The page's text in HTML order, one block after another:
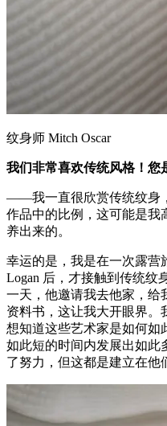
纹身师 Mitch Oscar
我们非常喜欢传统风格！您
——我一直很欣赏传统纹身
作品中的比例，这可能是我
养出来的。
幸运的是，我是在一次露营
Logan 后，才接触到传统纹
一天，他邀请我去他家，给
资料书，这让我大开眼界。
想知道这些艺术家是如何如
如此短的时间内发展出如此
了努力，但这都是建立在他